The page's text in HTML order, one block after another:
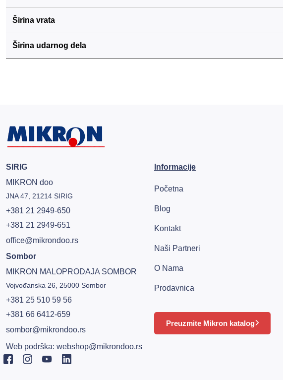
Širina vrata
Širina udarnog dela
SIRIG
MIKRON doo
JNA 47, 21214 SIRIG
+381 21 2949-650
+381 21 2949-651
office@mikrondoo.rs
Sombor
MIKRON MALOPRODAJA SOMBOR
Vojvođanska 26, 25000 Sombor
+381 25 510 59 56
+381 66 6412-659
sombor@mikrondoo.rs
Web podrška: webshop@mikrondoo.rs
Informacije
Početna
Blog
Kontakt
Naši Partneri
O Nama
Prodavnica
Preuzmite Mikron katalog